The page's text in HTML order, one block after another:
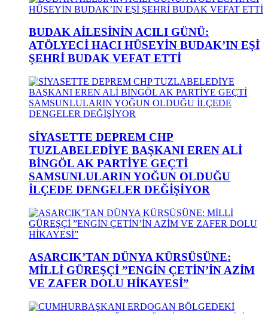
BUDAK AİLESİNİN ACILI GÜNÜ:
ATÖLYECİ HACI HÜSEYİN BUDAK’IN EŞİ
ŞEHRİ BUDAK VEFAT ETTİ
SİYASETTE DEPREM CHP
TUZLABELEDİYE BAŞKANI EREN ALİ
BİNGÖL AK PARTİYE GEÇTİ
SAMSUNLULARIN YOĞUN OLDUĞU
İLÇEDE DENGELER DEĞİŞİYOR
ASARCIK’TAN DÜNYA KÜRSÜSÜNE:
MİLLİ GÜREŞÇİ ”ENGİN ÇETİN’İN AZİM
VE ZAFER DOLU HİKAYESİ”